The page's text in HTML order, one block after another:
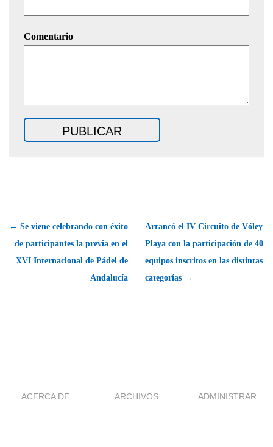
Comentario
← Se viene celebrando con éxito
de participantes la previa en el
XVI Internacional de Pádel de
Andalucía
Arrancó el IV Circuito de Vóley
Playa con la participación de 40
equipos inscritos en las distintas
categorías →
ACERCA DE ARCHIVOS ADMINISTRAR